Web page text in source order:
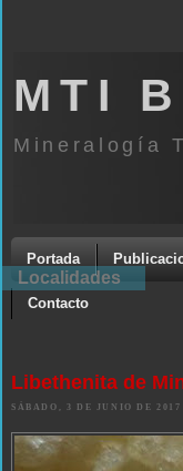
MTI
Mineralogía
Portada
Contacto
Libethenita de
SÁBADO, 3 DE JUNIO DE 2017
Localidades